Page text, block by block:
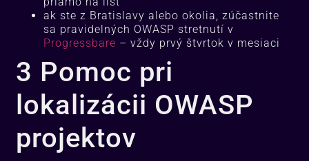
ak ste z Bratislavy alebo okolia, zúčastnite
sa pravidelných OWASP stretnutí v
Progressbare – vždy prvý štvrtok v mesiaci
3 Pomoc pri
lokalizácii OWASP
projektov